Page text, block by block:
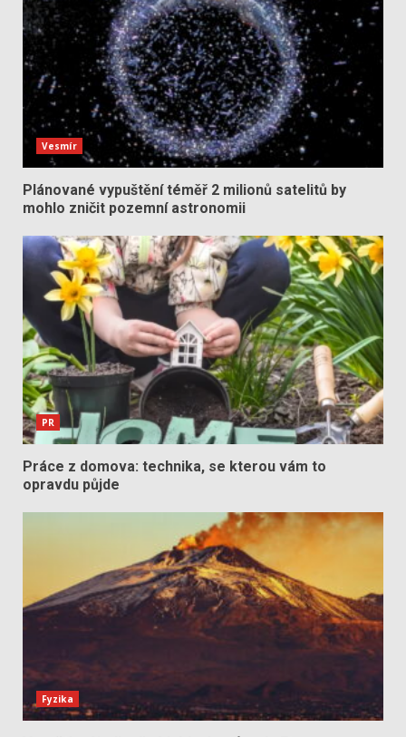
Vesmír
Plánované vypuštění téměř 2 milionů satelitů by
mohlo zničit pozemní astronomii
PR
Práce z domova: technika, se kterou vám to
opravdu půjde
Fyzika